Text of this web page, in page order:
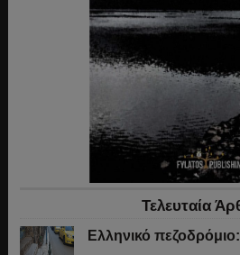
Τελευταία
Ελληνικό